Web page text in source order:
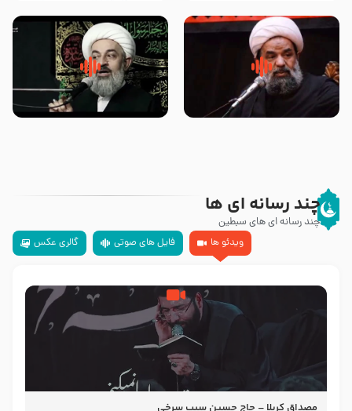
محدث زاده
سلام جوانی که امام حسین علیه
السلام خودش جوابش را دادند
زیارتی که اسباب رزق زیاد و عمر
طولانی است حجت السلام حسین
چند رسانه ای ها
چند رسانه ای های سبطین
ویدئو ها
فایل های صوتی گالری عکس
مصداق کربلا – حاج حسین سیب سرخی